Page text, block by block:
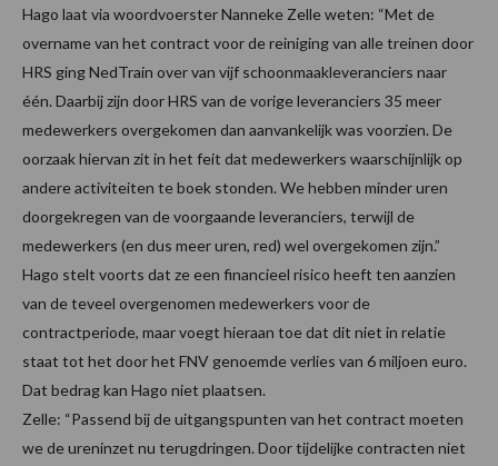
Hago laat via woordvoerster Nanneke Zelle weten: “Met de
overname van het contract voor de reiniging van alle treinen door
HRS ging NedTrain over van vijf schoonmaakleveranciers naar
één. Daarbij zijn door HRS van de vorige leveranciers 35 meer
medewerkers overgekomen dan aanvankelijk was voorzien. De
oorzaak hiervan zit in het feit dat medewerkers waarschijnlijk op
andere activiteiten te boek stonden. We hebben minder uren
doorgekregen van de voorgaande leveranciers, terwijl de
medewerkers (en dus meer uren, red) wel overgekomen zijn.”
Hago stelt voorts dat ze een financieel risico heeft ten aanzien
van de teveel overgenomen medewerkers voor de
contractperiode, maar voegt hieraan toe dat dit niet in relatie
staat tot het door het FNV genoemde verlies van 6 miljoen euro.
Dat bedrag kan Hago niet plaatsen.
Zelle: “Passend bij de uitgangspunten van het contract moeten
we de ureninzet nu terugdringen. Door tijdelijke contracten niet